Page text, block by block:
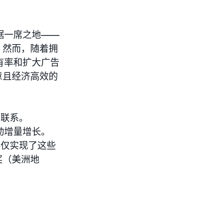
一席之地——
而，随着拥
率和扩大广告
经济高效的
系。
量增长。
实现了这些
美洲地